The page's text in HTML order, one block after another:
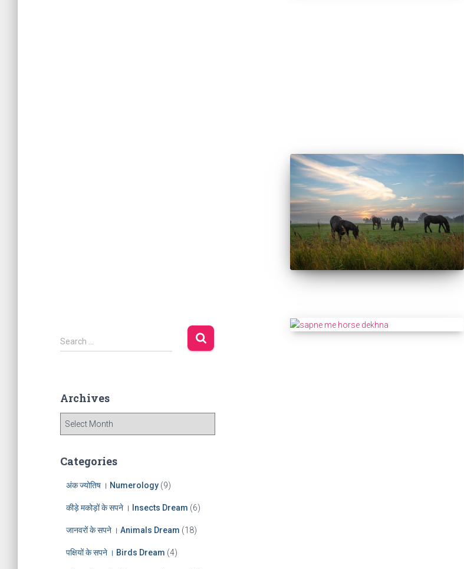
S
e
h
f
Search …
Archives
h
Categories
अंक ज्योतिष । Numerology (9)
कीड़े मकोड़ों के सपने । Insects Dream (6)
जानवरों के सपने । Animals Dream (18)
पक्षियों के सपने । Birds Dream (4)